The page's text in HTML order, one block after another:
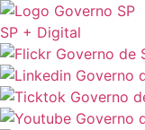
SP + Digital